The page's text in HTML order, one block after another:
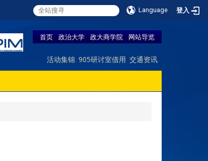
Language 登入
首页 政治大学 政大商学院 网站导览
活动集锦 905研讨室借用 交通资讯